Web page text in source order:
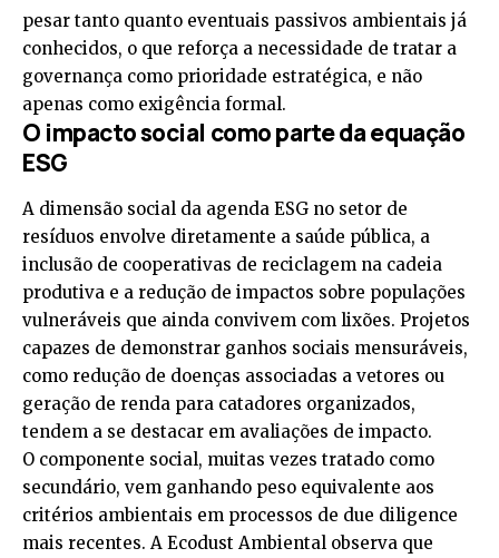
pesar tanto quanto eventuais passivos ambientais já
conhecidos, o que reforça a necessidade de tratar a
governança como prioridade estratégica, e não
apenas como exigência formal.
O impacto social como parte da equação
ESG
A dimensão social da agenda ESG no setor de
resíduos envolve diretamente a saúde pública, a
inclusão de cooperativas de reciclagem na cadeia
produtiva e a redução de impactos sobre populações
vulneráveis que ainda convivem com lixões. Projetos
capazes de demonstrar ganhos sociais mensuráveis,
como redução de doenças associadas a vetores ou
geração de renda para catadores organizados,
tendem a se destacar em avaliações de impacto.
O componente social, muitas vezes tratado como
secundário, vem ganhando peso equivalente aos
critérios ambientais em processos de due diligence
mais recentes. A Ecodust Ambiental observa que